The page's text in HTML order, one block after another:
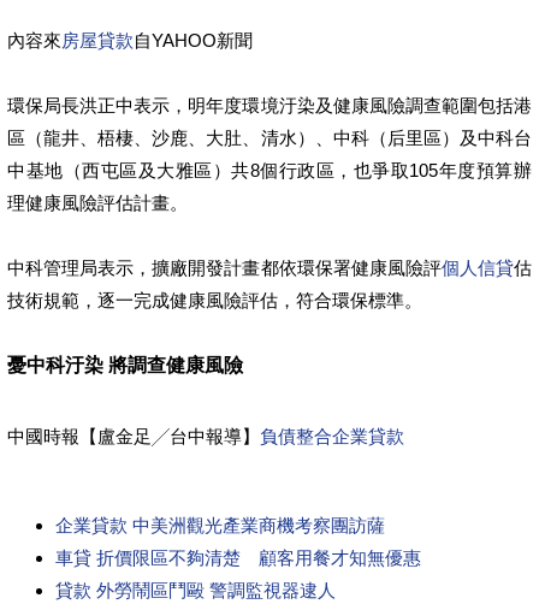
內容來房屋貸款自YAHOO新聞
環保局長洪正中表示，明年度環境汙染及健康風險調查範圍包括港
區（龍井、梧棲、沙鹿、大肚、清水）、中科（后里區）及中科台
中基地（西屯區及大雅區）共8個行政區，也爭取105年度預算辦
理健康風險評估計畫。
中科管理局表示，擴廠開發計畫都依環保署健康風險評個人信貸估
技術規範，逐一完成健康風險評估，符合環保標準。
憂中科汙染 將調查健康風險
中國時報【盧金足╱台中報導】 負債整合企業貸款
企業貸款 中美洲觀光產業商機考察團訪薩
車貸 折價限區不夠清楚 顧客用餐才知無優惠
貸款 外勞鬧區鬥毆 警調監視器逮人